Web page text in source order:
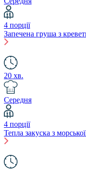
4 порції
Запечена груша з
20 хв.
Середня
4 порції
Тепла закуска з